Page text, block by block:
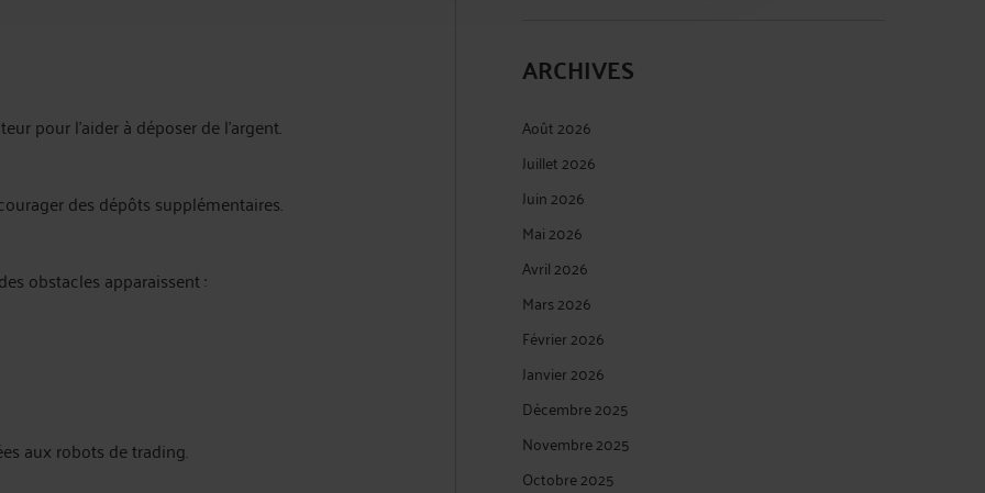
pour l’aider à déposer de l’argent.
des dépôts supplémentaires.
obstacles apparaissent :
aux robots de trading.
ARCHIVES
Août 2026
Juillet 2026
Juin 2026
Mai 2026
Avril 2026
Mars 2026
Février 2026
Janvier 2026
Décembre 2025
Novembre 2025
Octobre 2025